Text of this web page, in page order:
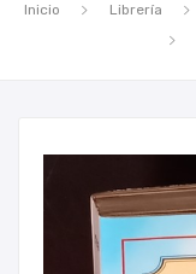
Inicio Librería